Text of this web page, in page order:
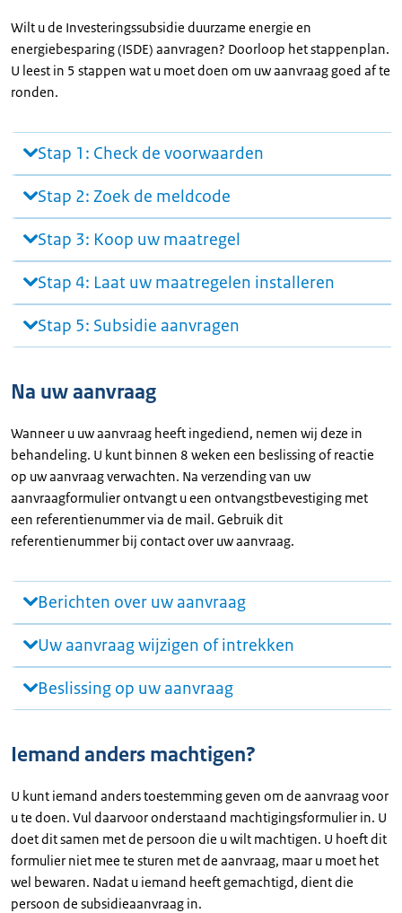
Wilt u de Investeringssubsidie duurzame energie en
energiebesparing (ISDE) aanvragen? Doorloop het stappenplan.
U leest in 5 stappen wat u moet doen om uw aanvraag goed af te
ronden.
Stap 1: Check de voorwaarden
Stap 2: Zoek de meldcode
Stap 3: Koop uw maatregel
Stap 4: Laat uw maatregelen installeren
Stap 5: Subsidie aanvragen
Na uw aanvraag
Wanneer u uw aanvraag heeft ingediend, nemen wij deze in
behandeling. U kunt binnen 8 weken een beslissing of reactie
op uw aanvraag verwachten. Na verzending van uw
aanvraagformulier ontvangt u een ontvangstbevestiging met
een referentienummer via de mail. Gebruik dit
referentienummer bij contact over uw aanvraag.
Berichten over uw aanvraag
Uw aanvraag wijzigen of intrekken
Beslissing op uw aanvraag
Iemand anders machtigen?
U kunt iemand anders toestemming geven om de aanvraag voor
u te doen. Vul daarvoor onderstaand machtigingsformulier in. U
doet dit samen met de persoon die u wilt machtigen. U hoeft dit
formulier niet mee te sturen met de aanvraag, maar u moet het
wel bewaren. Nadat u iemand heeft gemachtigd, dient die
persoon de subsidieaanvraag in.